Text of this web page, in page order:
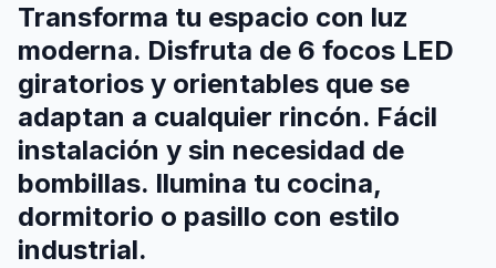
Transforma tu espacio con luz
moderna. Disfruta de 6 focos LED
giratorios y orientables que se
adaptan a cualquier rincón. Fácil
instalación y sin necesidad de
bombillas. Ilumina tu cocina,
dormitorio o pasillo con estilo
industrial.